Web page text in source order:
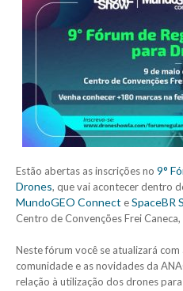
Estão abertas as inscrições no 9°
Drones, que vai acontecer dentro
MundoGEO Connect eSpaceBR
Centro de Convenções Frei Caneca,
Neste fórum você se atualizará com
comunidade e as novidades da
relação à utilização dos drones